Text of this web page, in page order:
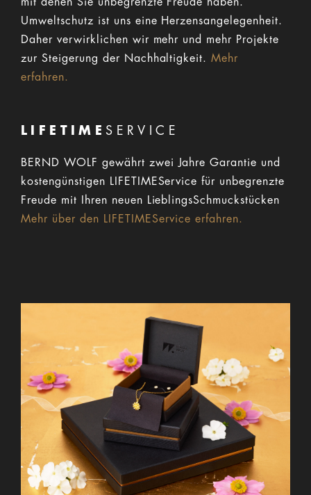
mit denen Sie unbegrenzte Freude haben.
Umweltschutz ist uns eine Herzensangelegenheit.
Daher verwirklichen wir mehr und mehr Projekte
zur Steigerung der Nachhaltigkeit.Mehr
erfahren.
LIFETIME SERVICE
BERND WOLF gewährt zwei Jahre Garantie und
kostengünstigen LIFETIMEService für unbegrenzte
Freude mit Ihren neuen LieblingsSchmuckstücken
Mehr über den LIFETIMEService erfahren.